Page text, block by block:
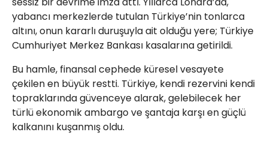
yabancı merkezlerde tutulan Türkiye’nin tonlarca
altını, onun kararlı duruşuyla ait olduğu yere; Türkiye
Cumhuriyet Merkez Bankası kasalarına getirildi.
​Bu hamle, finansal cephede küresel vesayete
çekilen en büyük restti. Türkiye, kendi rezervini kendi
topraklarında güvenceye alarak, gelebilecek her
türlü ekonomik ambargo ve şantaja karşı en güçlü
kalkanını kuşanmış oldu.